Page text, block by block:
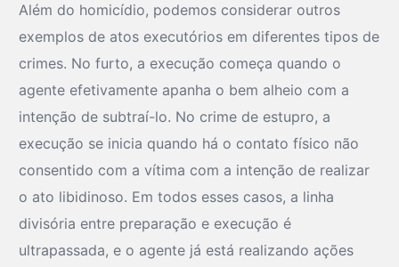
Além do homicídio, podemos considerar outros
exemplos de atos executórios em diferentes tipos de
crimes. No furto, a execução começa quando o
agente efetivamente apanha o bem alheio com a
intenção de subtraí-lo. No crime de estupro, a
execução se inicia quando há o contato físico não
consentido com a vítima com a intenção de realizar
o ato libidinoso. Em todos esses casos, a linha
divisória entre preparação e execução é
ultrapassada, e o agente já está realizando ações